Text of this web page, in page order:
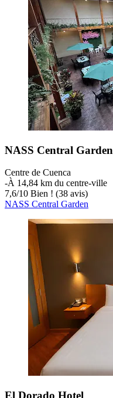
NASS Central Garden
Centre de Cuenca
‐À 14,84 km du centre-ville
7,6/10 Bien ! (38 avis)
NASS Central Garden
El Dorado Hotel